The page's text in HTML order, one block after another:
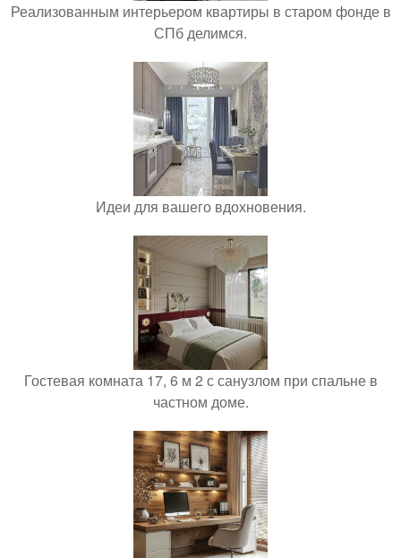
Реализованным интерьером квартиры в старом фонде в
СПб делимся.
Идеи для вашего вдохновения.
Гостевая комната 17, 6 м 2 с санузлом при спальне в
частном доме.